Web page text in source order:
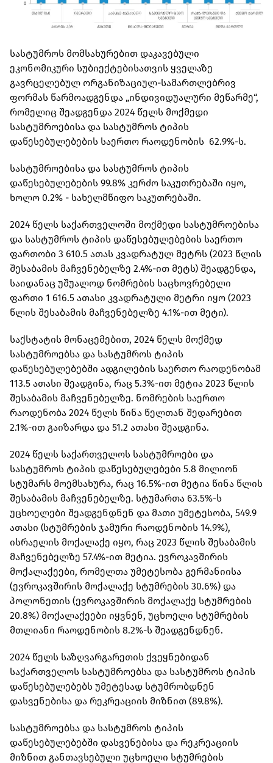
სასტუმროს მომსახურებით დაკავებული
ეკონომიკური სუბიექტებისათვის ყველაზე
გავრცელებულ ორგანიზაციულ-სამართლებრივ
ფორმას წარმოადგენდა „ინდივიდუალური მეწარმე“,
რომელიც შეადგენდა 2024 წელს მოქმედი
სასტუმროებისა და სასტუმროს ტიპის
დაწესებულებების საერთო რაოდენობის 62.9%-ს.
სასტუმროებისა და სასტუმროს ტიპის
დაწესებულებების 99.8% კერძო საკუთრებაში იყო,
ხოლო 0.2% - სახელმწიფო საკუთრებაში.
2024 წელს საქართველოში მოქმედი სასტუმროებისა
და სასტუმროს ტიპის დაწესებულებების საერთო
ფართობი 3 610.5 ათას კვადრატულ მეტრს (2023 წლის
შესაბამის მაჩვენებელზე 2.4%-ით მეტს) შეადგენდა,
საიდანაც უშუალოდ ნომრების საცხოვრებელი
ფართი 1 616.5 ათასი კვადრატული მეტრი იყო (2023
წლის შესაბამის მაჩვენებელზე 4.1%-ით მეტი).
საქსტატის მონაცემებით, 2024 წელს მოქმედ
სასტუმროებსა და სასტუმროს ტიპის
დაწესებულებებში ადგილების საერთო რაოდენობამ
113.5 ათასი შეადგინა, რაც 5.3%-ით მეტია 2023 წლის
შესაბამის მაჩვენებელზე. ნომრების საერთო
რაოდენობა 2024 წელს წინა წელთან შედარებით
2.1%-ით გაიზარდა და 51.2 ათასი შეადგინა.
2024 წელს საქართველოს სასტუმროები და
სასტუმროს ტიპის დაწესებულებები 5.8 მილიონ
სტუმარს მოემსახურა, რაც 16.5%-ით მეტია წინა წლის
შესაბამის მაჩვენებელზე. სტუმართა 63.5%-ს
უცხოელები შეადგენდნენ და მათი უმეტესობა, 549.9
ათასი (სტუმრების ჯამური რაოდენობის 14.9%),
ისრაელის მოქალაქე იყო, რაც 2023 წლის შესაბამის
მაჩვენებელზე 57.4%-ით მეტია. ევროკავშირის
მოქალაქეები, რომელთა უმეტესობა გერმანიისა
(ევროკავშირის მოქალაქე სტუმრების 30.6%) და
პოლონეთის (ევროკავშირის მოქალაქე სტუმრების
20.8%) მოქალაქეები იყვნენ, უცხოელი სტუმრების
მთლიანი რაოდენობის 8.2%-ს შეადგენდნენ.
2024 წელს საზღვარგარეთის ქვეყნებიდან
საქართველოს სასტუმროებსა და სასტუმროს ტიპის
დაწესებულებებს უმეტესად სტუმრობდნენ
დასვენებისა და რეკრეაციის მიზნით (89.8%).
სასტუმროებსა და სასტუმროს ტიპის
დაწესებულებებში დასვენებისა და რეკრეაციის
მიზნით განთავსებული უცხოელი სტუმრების